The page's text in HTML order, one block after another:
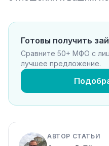
Готовы получить
Сравните 50+ МФО с
лучшее предложение.
АВТОР СТАТЬИ